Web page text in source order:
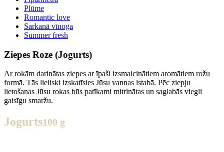
Plūme
Romantic love
Sarkanā vīnoga
Summer fresh
Ziepes Roze (Jogurts)
Ar rokām darinātas ziepes ar īpaši izsmalcinātiem aromātiem rožu
formā. Tās lieliski izskatīsies Jūsu vannas istabā. Pēc ziepju
lietošanas Jūsu rokas būs patīkami mitrinātas un saglabās viegli
gaisīgu smaržu.
Jogurts100 g